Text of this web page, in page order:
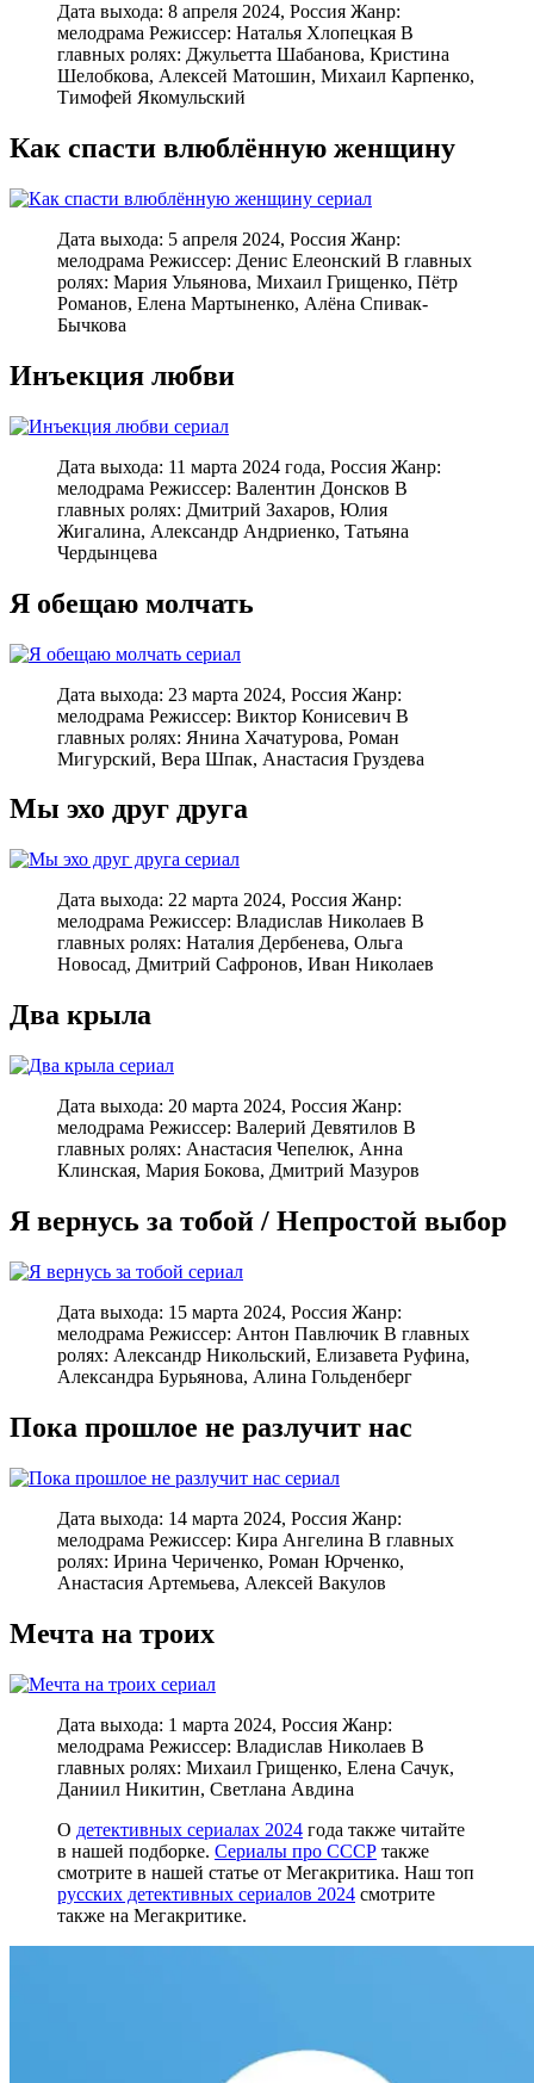
Дата выхода: 8 апреля 2024, Россия Жанр:
мелодрама Режиссер: Наталья Хлопецкая В
главных ролях: Джульетта Шабанова, Кристина
Шелобкова, Алексей Матошин, Михаил Карпенко,
Тимофей Якомульский
Как спасти влюблённую женщину
Дата выхода: 5 апреля 2024, Россия Жанр:
мелодрама Режиссер: Денис Елеонский В главных
ролях: Мария Ульянова, Михаил Грищенко, Пётр
Романов, Елена Мартыненко, Алёна Спивак-
Бычкова
Инъекция любви
Дата выхода: 11 марта 2024 года, Россия Жанр:
мелодрама Режиссер: Валентин Донсков В
главных ролях: Дмитрий Захаров, Юлия
Жигалина, Александр Андриенко, Татьяна
Чердынцева
Я обещаю молчать
Дата выхода: 23 марта 2024, Россия Жанр:
мелодрама Режиссер: Виктор Конисевич В
главных ролях: Янина Хачатурова, Роман
Мигурский, Вера Шпак, Анастасия Груздева
Мы эхо друг друга
Дата выхода: 22 марта 2024, Россия Жанр:
мелодрама Режиссер: Владислав Николаев В
главных ролях: Наталия Дербенева, Ольга
Новосад, Дмитрий Сафронов, Иван Николаев
Два крыла
Дата выхода: 20 марта 2024, Россия Жанр:
мелодрама Режиссер: Валерий Девятилов В
главных ролях: Анастасия Чепелюк, Анна
Клинская, Мария Бокова, Дмитрий Мазуров
Я вернусь за тобой / Непростой выбор
Дата выхода: 15 марта 2024, Россия Жанр:
мелодрама Режиссер: Антон Павлючик В главных
ролях: Александр Никольский, Елизавета Руфина,
Александра Бурьянова, Алина Гольденберг
Пока прошлое не разлучит нас
Дата выхода: 14 марта 2024, Россия Жанр:
мелодрама Режиссер: Кира Ангелина В главных
ролях: Ирина Чериченко, Роман Юрченко,
Анастасия Артемьева, Алексей Вакулов
Мечта на троих
Дата выхода: 1 марта 2024, Россия Жанр:
мелодрама Режиссер: Владислав Николаев В
главных ролях: Михаил Грищенко, Елена Сачук,
Даниил Никитин, Светлана Авдина
О детективных сериалах 2024 года также читайте
в нашей подборке. Сериалы про СССР также
смотрите в нашей статье от Мегакритика. Наш топ
русских детективных сериалов 2024 смотрите
также на Мегакритике.